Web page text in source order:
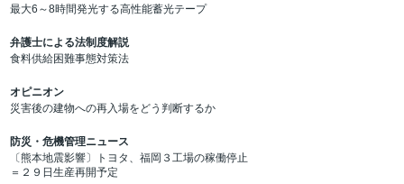
最大6～8時間発光する高性能蓄光テープ
弁護士による法制度解説
食料供給困難事態対策法
オピニオン
災害後の建物への再入場をどう判断するか
防災・危機管理ニュース
〔熊本地震影響〕トヨタ、福岡３工場の稼働停止
＝２９日生産再開予定